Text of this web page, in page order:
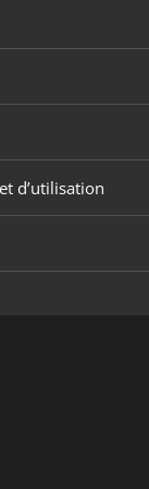
d’utilisation